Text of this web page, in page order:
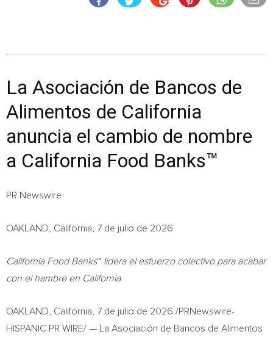
La Asociación de Bancos de
Alimentos de California
anuncia el cambio de nombre
a California Food Banks™
PR Newswire
OAKLAND, California, 7 de julio de 2026
California Food Banks™ lidera el esfuerzo colectivo para acabar
con el hambre en California
OAKLAND, California 7 de julio de 2026 /PRNewswire-
HISPANIC PR WIRE/ — La Asociación de Bancos de Alimentos